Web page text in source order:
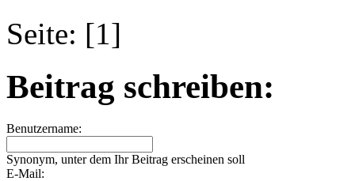
Seite: [1]
Beitrag schreiben:
Benutzername:
Synonym, unter dem Ihr Beitrag erscheinen soll
E-Mail: